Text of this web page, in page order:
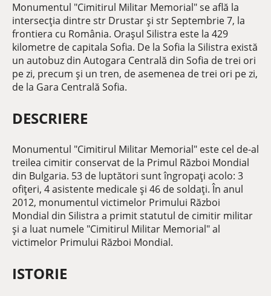
Monumentul "Cimitirul Militar Memorial" se află la
intersecția dintre str Drustar și str Septembrie 7, la
frontiera cu România. Orașul Silistra este la 429
kilometre de capitala Sofia. De la Sofia la Silistra există
un autobuz din Autogara Centrală din Sofia de trei ori
pe zi, precum și un tren, de asemenea de trei ori pe zi,
de la Gara Centrală Sofia.
DESCRIERE
Monumentul "Cimitirul Militar Memorial" este cel de-al
treilea cimitir conservat de la Primul Război Mondial
din Bulgaria. 53 de luptători sunt îngropați acolo: 3
ofițeri, 4 asistente medicale și 46 de soldați. În anul
2012, monumentul victimelor Primului Război
Mondial din Silistra a primit statutul de cimitir militar
și a luat numele "Cimitirul Militar Memorial" al
victimelor Primului Război Mondial.
ISTORIE